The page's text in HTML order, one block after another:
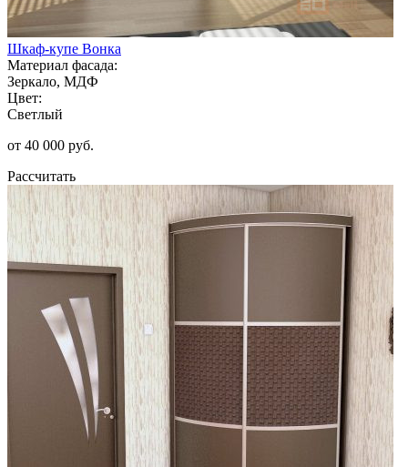
Шкаф-купе Вонка
Материал фасада:
Зеркало, МДФ
Цвет:
Светлый
от 40 000 руб.
Рассчитать